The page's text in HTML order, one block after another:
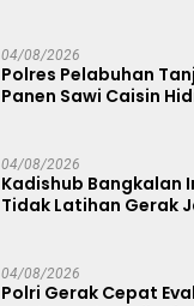
04/08/2026
Polres Pelabuhan
Panen Sawi Caisin
04/08/2026
Kadishub Bangkalan
Tidak Latihan Gerak
04/08/2026
Polri Gerak Cepat